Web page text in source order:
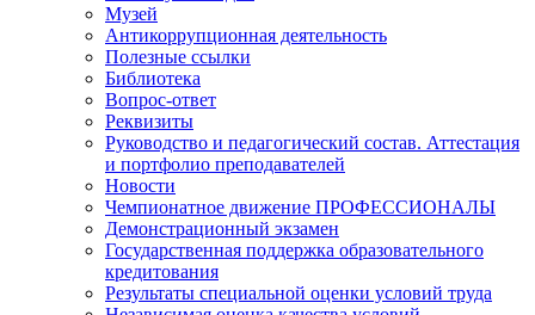
Музей
Антикоррупционная деятельность
Полезные ссылки
Библиотека
Вопрос-ответ
Реквизиты
Руководство и педагогический состав. Аттестация
и портфолио преподавателей
Новости
Чемпионатное движение ПРОФЕССИОНАЛЫ
Демонстрационный экзамен
Государственная поддержка образовательного
кредитования
Результаты специальной оценки условий труда